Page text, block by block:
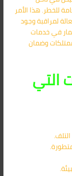
للخطر. هذا الأمر
لمراقبة وجود
في خدمات
وضمان
التي